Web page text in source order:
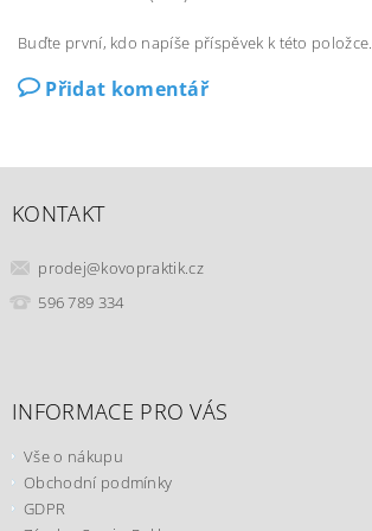
Buďte první, kdo napíše příspěvek k této položce.
Přidat komentář
KONTAKT
prodej@kovopraktik.cz
596 789 334
INFORMACE PRO VÁS
Vše o nákupu
Obchodní podmínky
GDPR